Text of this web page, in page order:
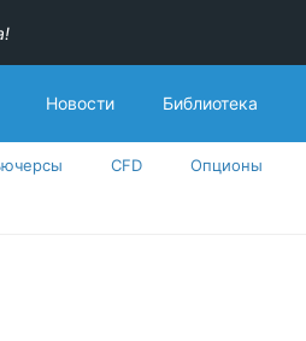
Новости Библиотека
CFD Опционы